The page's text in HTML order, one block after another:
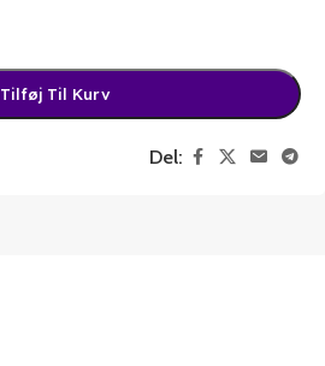
Tilføj Til Kurv
Del: